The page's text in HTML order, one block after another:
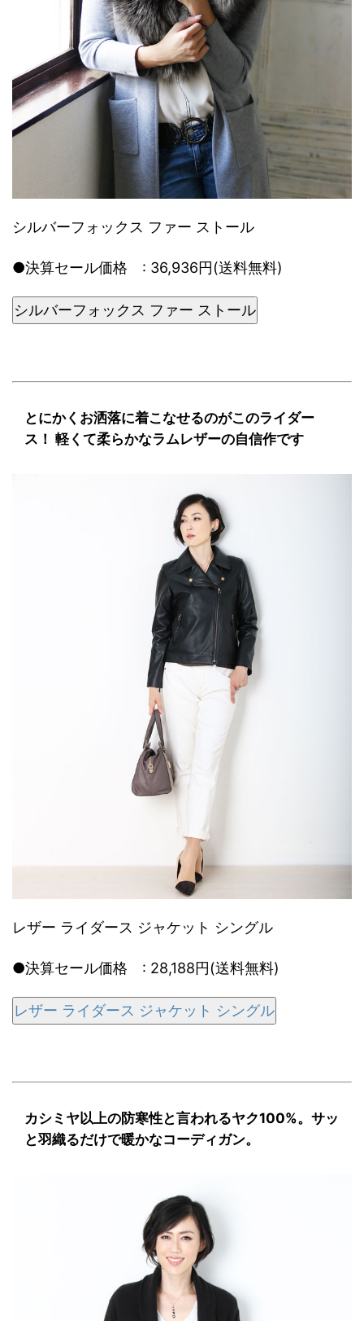
シルバーフォックス ファー ストール
●決算セール価格 : 36,936円(送料無料)
シルバーフォックス ファー ストール
とにかくお洒落に着こなせるのがこのライダー
ス！ 軽くて柔らかなラムレザーの自信作です
レザー ライダース ジャケット シングル
●決算セール価格 : 28,188円(送料無料)
レザー ライダース ジャケット シングル
カシミヤ以上の防寒性と言われるヤク100%。サッ
と羽織るだけで暖かなコーディガン。